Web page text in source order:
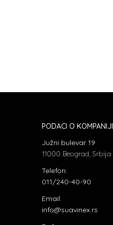
PODACI O KOMPANIJI
Južni bulevar 19
11000 Beograd, Srbija
Telefon:
011/240-40-90
Email:
info@suavinex.rs